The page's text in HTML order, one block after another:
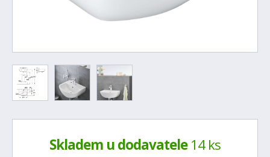
Skladem u dodavatele14 ks